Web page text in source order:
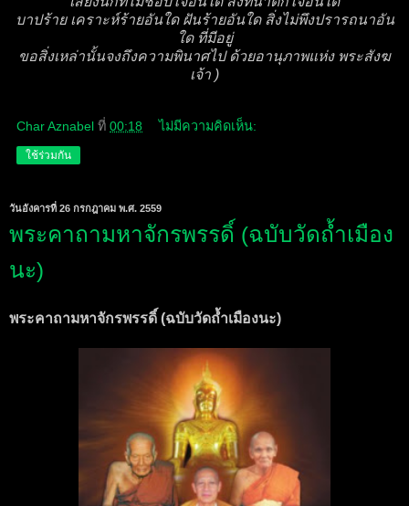
บาปร้าย เคราะห์ร้ายอันใด ฝันร้ายอันใด สิ่งไม่พึงปรารถนาอัน
ใด ที่มีอยู่
ขอสิ่งเหล่านั้นจงถึงความพินาศไป ด้วยอานุภาพแห่ง พระสังฆ
เจ้า )
Char Aznabel ที่ 00:18 ไม่มีความคิดเห็น:
ใช้ร่วมกัน
วันอังคารที่ 26 กรกฎาคม พ.ศ. 2559
พระคาถามหาจักรพรรดิ์ (ฉบับวัดถ้ำเมือง
นะ)
พระคาถามหาจักรพรรดิ์ (ฉบับวัดถ้ำเมืองนะ)